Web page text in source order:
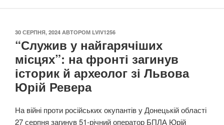
ОПУБЛІКОВАНО
30 СЕРПНЯ, 2024 АВТОРОМ LVIV1256
“Служив у найгарячіших
місцях”: на фронті загинув
історик й археолог зі Львова
Юрій Ревера
На війні проти російських окупантів у Донецькій області
27 серпня загинув 51-річний оператор БПЛА Юрій